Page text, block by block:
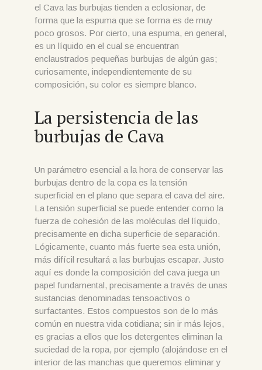
el Cava las burbujas tienden a eclosionar, de
forma que la espuma que se forma es de muy
poco grosos. Por cierto, una espuma, en general,
es un líquido en el cual se encuentran
enclaustrados pequeñas burbujas de algún gas;
curiosamente, independientemente de su
composición, su color es siempre blanco.
La persistencia de las
burbujas de Cava
Un parámetro esencial a la hora de conservar las
burbujas dentro de la copa es la tensión
superficial en el plano que separa el cava del aire.
La tensión superficial se puede entender como la
fuerza de cohesión de las moléculas del líquido,
precisamente en dicha superficie de separación.
Lógicamente, cuanto más fuerte sea esta unión,
más difícil resultará a las burbujas escapar. Justo
aquí es donde la composición del cava juega un
papel fundamental, precisamente a través de unas
sustancias denominadas tensoactivos o
surfactantes. Estos compuestos son de lo más
común en nuestra vida cotidiana; sin ir más lejos,
es gracias a ellos que los detergentes eliminan la
suciedad de la ropa, por ejemplo (alojándose en el
interior de las manchas que queremos eliminar y